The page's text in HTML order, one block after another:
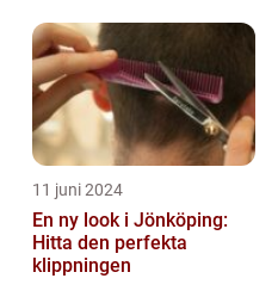
11 juni 2024
En ny look i Jönköping:
Hitta den perfekta
klippningen